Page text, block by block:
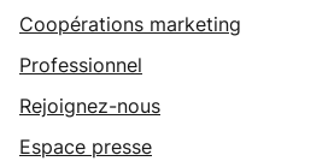
Coopérations marketing
Professionnel
Rejoignez-nous
Espace presse